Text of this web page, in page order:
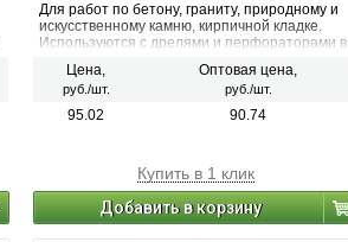
Для работ по бетону, граниту, природному и
искусственному камню, кирпичной кладке.
Используются с дрелями и перфораторами в
Цена,
руб./шт.
Оптовая цена,
руб./шт.
95.02 90.74
Купить в 1 клик
Добавить в корзину